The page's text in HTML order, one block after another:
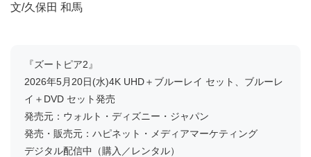
文/久保田 和馬
『ズートピア2』
2026年5月20日(水)4K UHD＋ブルーレイ セット、ブルーレ
イ＋DVD セット発売
発売元：ウォルト・ディズニー・ジャパン
発売・販売元：ハピネット・メディアマーケティング
デジタル配信中（購入／レンタル）